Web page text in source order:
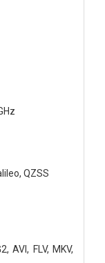
QZSS
AVI, FLV, MKV,